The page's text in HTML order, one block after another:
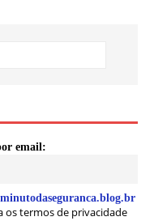
email:
os termos de privacidade